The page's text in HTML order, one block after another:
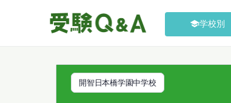
学校別
開智日本橋学園中学校